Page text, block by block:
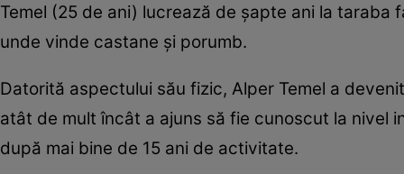
Temel (25 de ani) lucrează de șapte ani la taraba
unde vinde castane și porumb.
Datorită aspectului său fizic, Alper Temel a
atât de mult încât a ajuns să fie cunoscut la nivel
după mai bine de 15 ani de activitate.